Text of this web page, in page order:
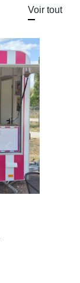
Voir tout